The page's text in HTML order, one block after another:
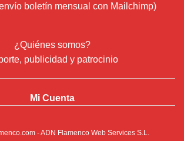
boletín mensual con Mailchimp)
¿Quiénes somos?
publicidad y patrocinio
Mi Cuenta
- ADN Flamenco Web Services S.L.